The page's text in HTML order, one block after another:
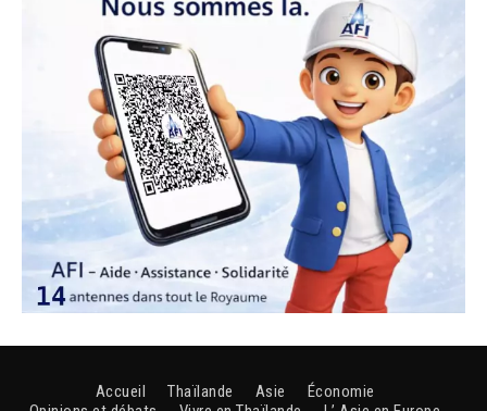
Accueil Thaïlande Asie
Économie